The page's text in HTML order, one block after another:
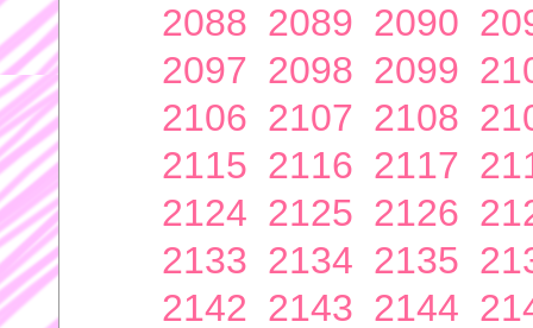
2088 2089 2090
2097 2098 2099
2106 2107 2108
2115 2116 2117
2124 2125 2126
2133 2134 2135
2142 2143 2144